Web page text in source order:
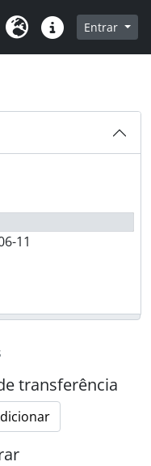
de navegação
Idioma Ligações rápidas
Entrar
11
transferência